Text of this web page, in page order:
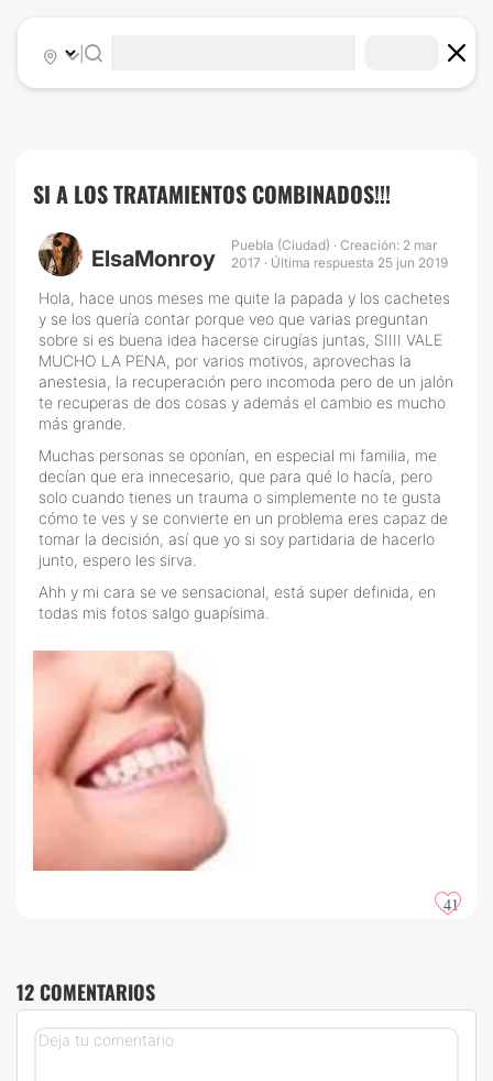
|
SI A LOS TRATAMIENTOS COMBINADOS!!!
ElsaMonroy
Puebla (Ciudad) · Creación: 2 mar
2017 · Última respuesta 25 jun 2019
Hola, hace unos meses me quite la papada y los cachetes
y se los quería contar porque veo que varias preguntan
sobre si es buena idea hacerse cirugías juntas, SIIII VALE
MUCHO LA PENA, por varios motivos, aprovechas la
anestesia, la recuperación pero incomoda pero de un jalón
te recuperas de dos cosas y además el cambio es mucho
más grande.
Muchas personas se oponían, en especial mi familia, me
decían que era innecesario, que para qué lo hacía, pero
solo cuando tienes un trauma o simplemente no te gusta
cómo te ves y se convierte en un problema eres capaz de
tomar la decisión, así que yo si soy partidaria de hacerlo
junto, espero les sirva.
Ahh y mi cara se ve sensacional, está super definida, en
todas mis fotos salgo guapísima.
41
12 COMENTARIOS